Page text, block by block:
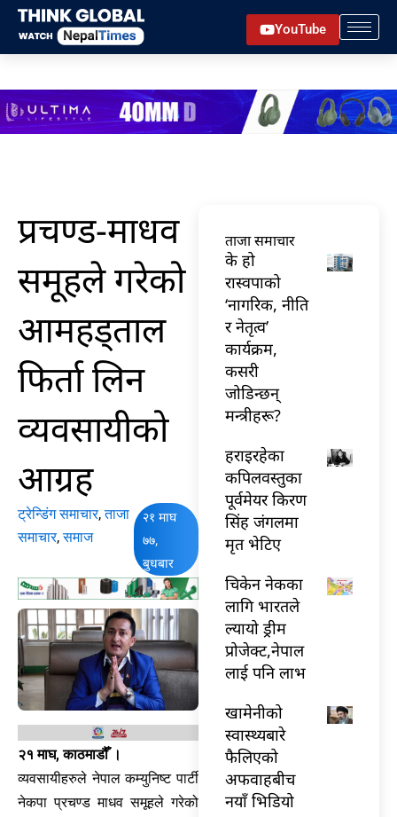
Skip
content
YouTube
प्रचण्ड-माधव
समूहले गरेको
आमहड्ताल
फिर्ता लिन
व्यवसायीको
आग्रह
ट्रेन्डिंग समाचार,ताजा
समाचार,समाज
२१ माघ
७७,
बुधबार
२१ माघ, काठमाडौँ ।
व्यवसायीहरुले नेपाल कम्युनिष्ट पार्टी
नेकपा प्रचण्ड माधव समूहले गरेको
ताजा समाचार
के हो
रास्वपाको
‘नागरिक, नीति
र नेतृत्व’
कार्यक्रम,
कसरी
जोडिन्छन्
मन्त्रीहरू?
हराइरहेका
कपिलवस्तुका
पूर्वमेयर किरण
सिंह जंगलमा
मृत भेटिए
चिकेन नेकका
लागि भारतले
ल्यायो ड्रीम
प्रोजेक्ट,नेपाल
लाई पनि लाभ
खामेनीको
स्वास्थ्यबारे
फैलिएको
अफवाहबीच
नयाँ भिडियो